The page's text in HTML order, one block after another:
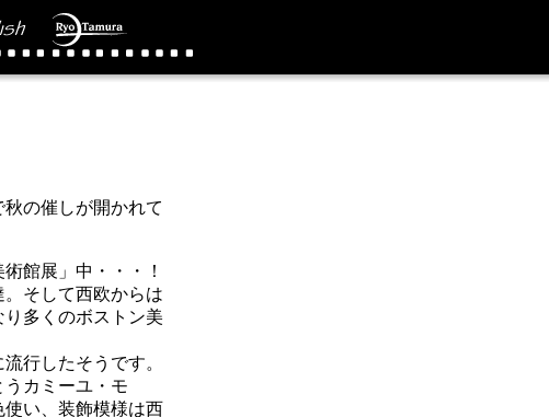
の催しが開かれて
館展」中・・・！
そして西欧からは
多くのボストン美
行したそうです。
カミーユ・モ
い、装飾模様は西